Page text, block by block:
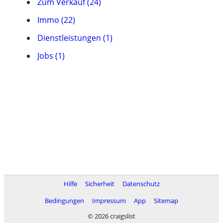
Immo (22)
Dienstleistungen (1)
Jobs (1)
Hilfe Sicherheit
Datenschutz
Bedingungen
Impressum App
Sitemap
© 2026 craigslist